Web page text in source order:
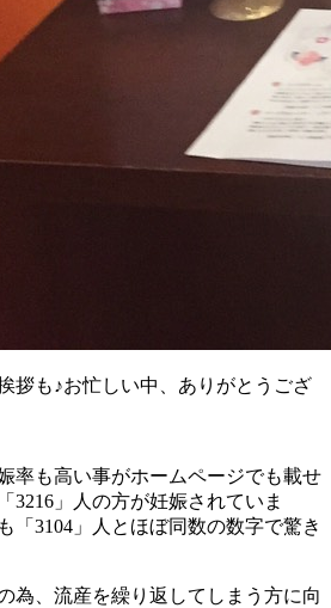
拶も♪お忙しい中、ありがとうござ
率も高い事がホームページでも載せ
3216」人の方が妊娠されていま
「3104」人とほぼ同数の数字で驚き
為、流産を繰り返してしまう方に向